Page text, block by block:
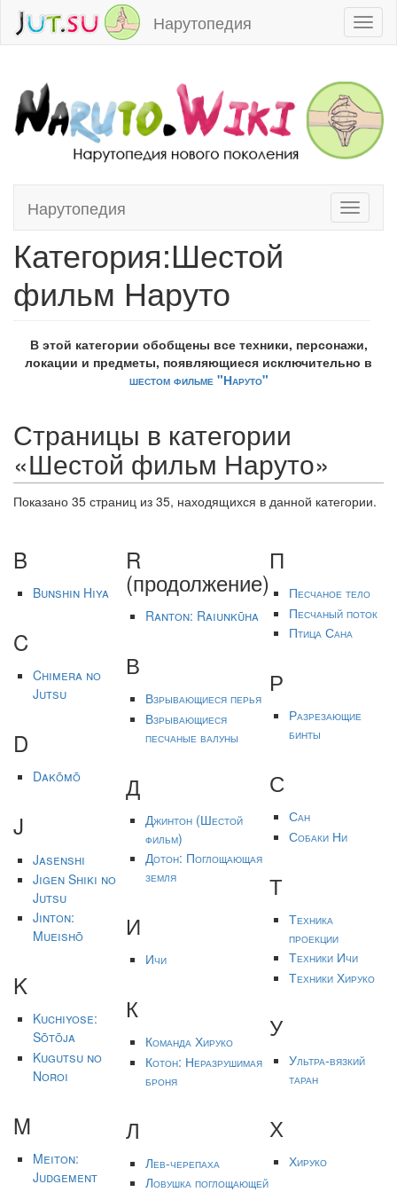
Нарутопедия
Toggle
Нарутопедия
Перейти к:навигация,поиск
Категория:Шестой
фильм Наруто
В этой категории обобщены все техники, персонажи,
локации и предметы, появляющиеся исключительно в
шестом фильме "Наруто"
Страницы в категории
«Шестой фильм Наруто»
Показано 35 страниц из 35, находящихся в данной категории.
B
Bunshin Hiya
C
Chimera no
Jutsu
D
Dakōmō
J
Jasenshi
Jigen Shiki no
Jutsu
Jinton:
Mueishō
K
Kuchiyose:
Sōtōja
Kugutsu no
Noroi
M
Meiton:
Judgement
R
(продолжение)
Ranton: Raiunkūha
В
Взрывающиеся перья
Взрывающиеся
песчаные валуны
Д
Джинтон (Шестой
фильм)
Дотон: Поглощающая
земля
И
Ичи
К
Команда Хируко
Котон: Неразрушимая
броня
Л
Лев-черепаха
Ловушка поглощающей
П
Песчаное тело
Песчаный поток
Птица Сана
Р
Разрезающие
бинты
С
Сан
Собаки Ни
Т
Техника
проекции
Техники Ичи
Техники Хируко
У
Ультра-вязкий
таран
Х
Хируко